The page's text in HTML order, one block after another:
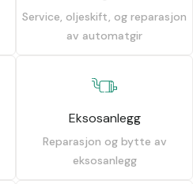
Service, oljeskift, og reparasjon
av automatgir
Eksosanlegg
Reparasjon og bytte av
eksosanlegg